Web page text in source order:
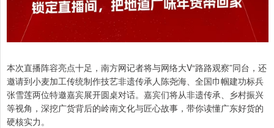
本次直播阵容亮点十足，南方网记者将与网络大V“路路观察”同台，还
邀请到小麦加工传统制作技艺非遗传承人陈尧海、全国巾帼建功标兵
张雪莲两位特邀嘉宾展开圆桌对话。嘉宾们将从非遗传承、乡村振兴
等视角，深挖广货背后的岭南文化与匠心故事，带你读懂广东好货的
硬核实力。